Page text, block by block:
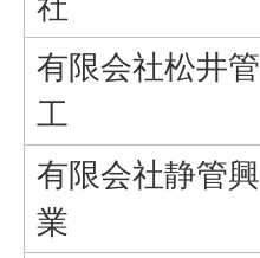
有限会社松井管
工
有限会社静管興
業